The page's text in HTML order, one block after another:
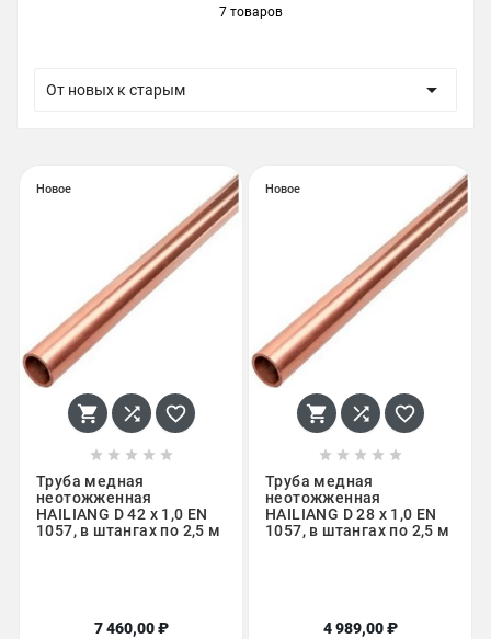
7 товаров
От новых к старым 
Новое
  
    
Труба медная
неотожженная
HAILIANG D 42 х 1,0 EN
1057, в штангах по 2,5 м
7 460,00 ₽
Новое
  
    
Труба медная
неотожженная
HAILIANG D 28 х 1,0 EN
1057, в штангах по 2,5 м
4 989,00 ₽